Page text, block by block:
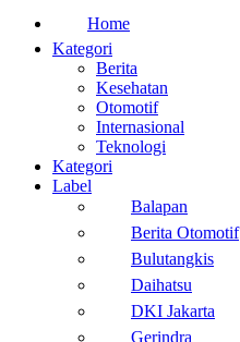
Home
Kategori
Berita
Kesehatan
Otomotif
Internasional
Teknologi
Kategori
Label
Balapan
Berita Otomotif
Bulutangkis
Daihatsu
DKI Jakarta
Gerindra